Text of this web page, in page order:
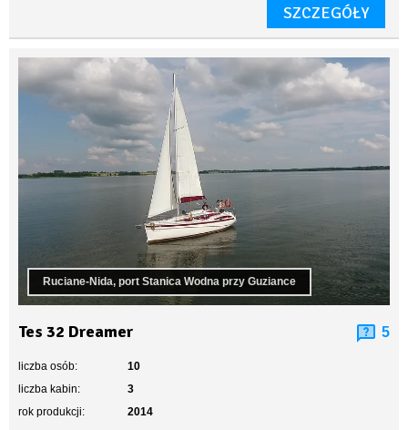
SZCZEGÓŁY
Ruciane-Nida, port Stanica Wodna przy Guziance
Tes 32 Dreamer 5
liczba osób:
10
liczba kabin:
3
rok produkcji:
2014